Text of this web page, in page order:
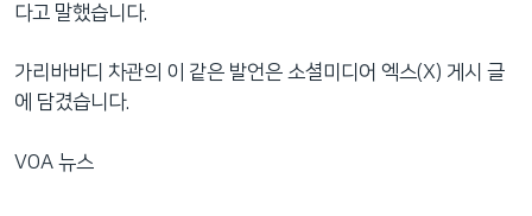
다고 말했습니다.
가리바바디 차관의 이 같은 발언은 소셜미디어 엑스(X) 게시 글
에 담겼습니다.
VOA 뉴스